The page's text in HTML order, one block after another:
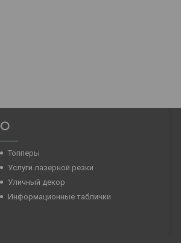
⭕
Топперы
Услуги лазерной резки
Уличный декор
Информационные таблички